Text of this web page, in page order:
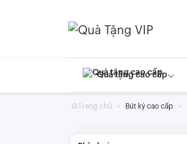
Quà tặng cao cấp
Trang chủ Bút ký cao cấp